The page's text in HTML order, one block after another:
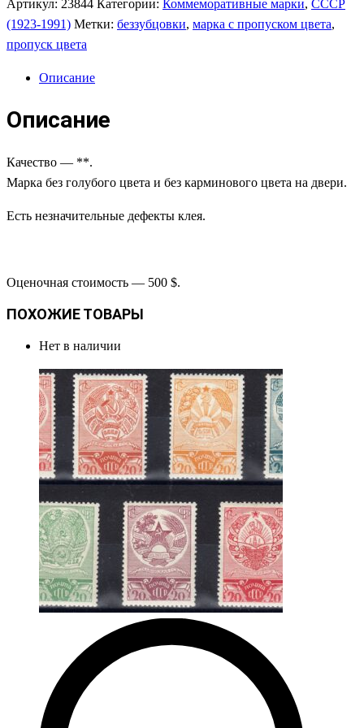
Артикул: 23844 Категории: Коммеморативные марки, СССР
(1923-1991) Метки: беззубцовки, марка с пропуском цвета,
пропуск цвета
Описание
Описание
Качество — **.
Марка без голубого цвета и без карминового цвета на двери.
Есть незначительные дефекты клея.
Оценочная стоимость — 500 $.
ПОХОЖИЕ ТОВАРЫ
Нет в наличии